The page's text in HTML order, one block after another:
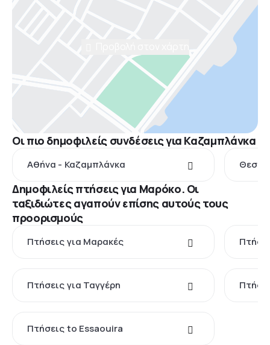
Οι πιο δημοφιλείς συνδέσεις για Καζαμπλάνκα
Αθήνα - Καζαμπλάνκα
Δημοφιλείς πτήσεις για Μαρόκο. Οι
ταξιδιώτες αγαπούν επίσης αυτούς τους
προορισμούς
Πτήσεις για Μαρακές
Πτήσεις για Ταγγέρη
Πτήσεις to Essaouira